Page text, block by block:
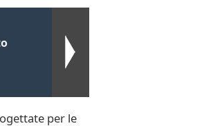
per le